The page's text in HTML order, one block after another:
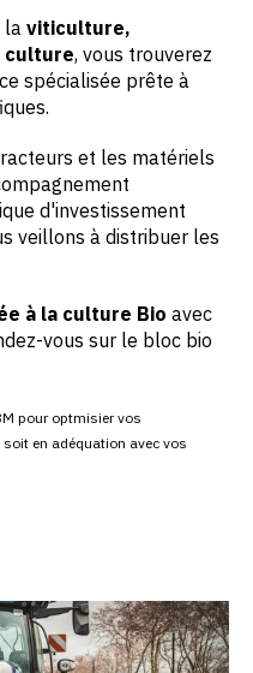
la viticulture,
culture, vous trouverez
spécialisée prête à
et les matériels
d'investissement
veillons à distribuer les
à la culture Bio avec
vous sur le bloc bio
pour optmisier vos
en adéquation avec vos